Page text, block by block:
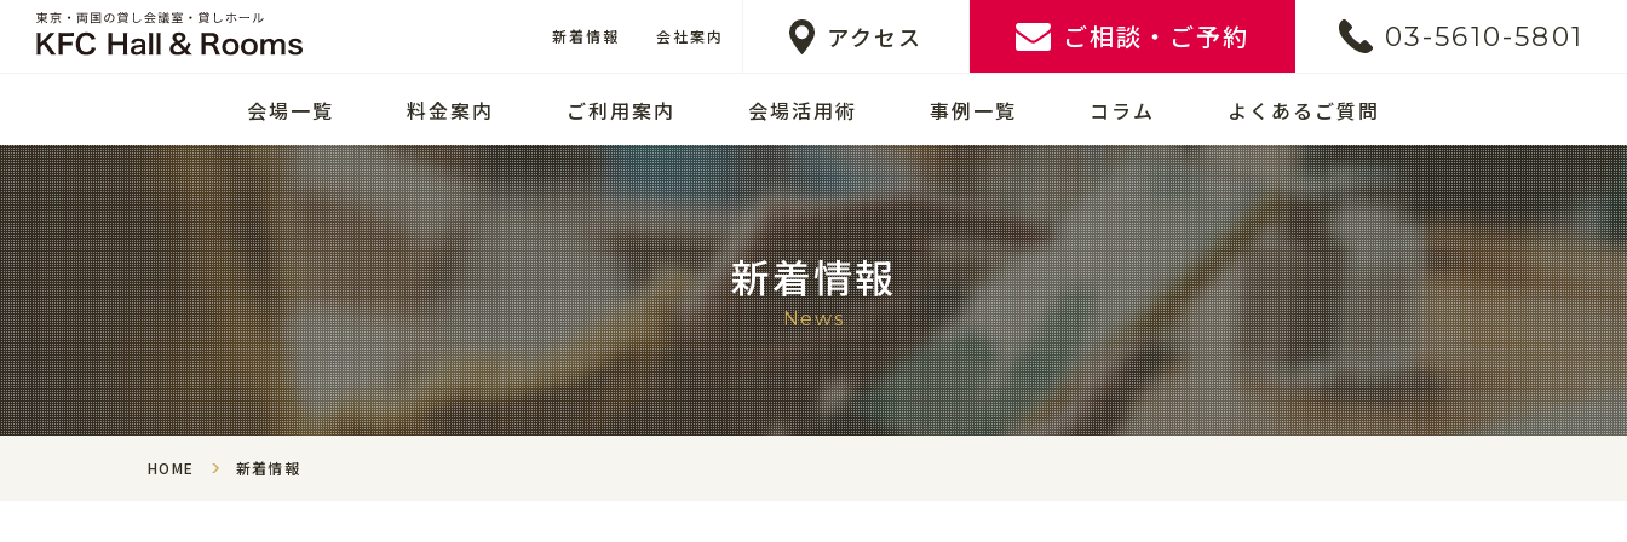
新着情報 会社案内 アクセス ご相談・ご予約 03-5610-5801
会場一覧 料金案内 ご利用案内 会場活用術 事例一覧 コラム よくあるご質問
新着情報
News
HOME 新着情報